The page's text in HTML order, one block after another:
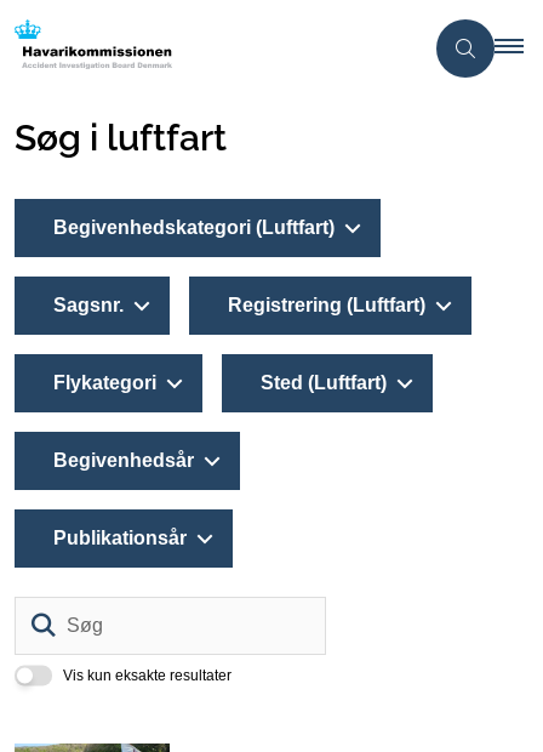
Søg i luftfart
Vis kun eksakte resultater
Begivenhedskategori (Luftfart)
Sagsnr. Registrering (Luftfart)
Flykategori Sted (Luftfart)
Begivenhedsår
Publikationsår